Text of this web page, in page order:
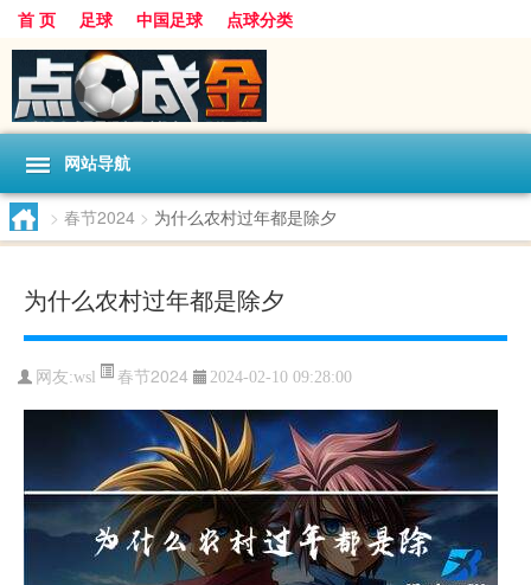
首 页 足球 中国足球 点球分类
网站导航
> 春节2024 > 为什么农村过年都是除夕
为什么农村过年都是除夕
网友:wsl 春节2024 2024-02-10 09:28:00